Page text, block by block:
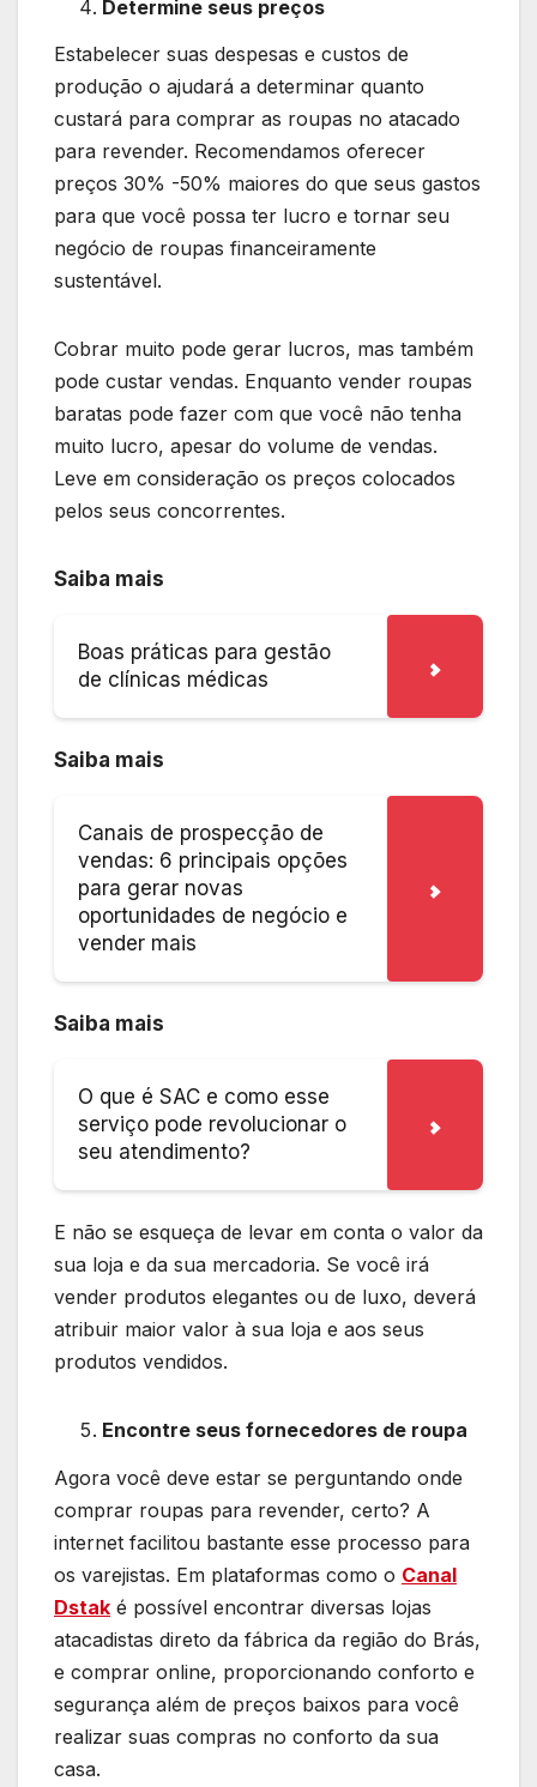
Determine seus preços
Estabelecer suas despesas e custos de
produção o ajudará a determinar quanto
custará para comprar as roupas no atacado
para revender. Recomendamos oferecer
preços 30% -50% maiores do que seus gastos
para que você possa ter lucro e tornar seu
negócio de roupas financeiramente
sustentável.
Cobrar muito pode gerar lucros, mas também
pode custar vendas. Enquanto vender roupas
baratas pode fazer com que você não tenha
muito lucro, apesar do volume de vendas.
Leve em consideração os preços colocados
pelos seus concorrentes.
Saiba mais
Boas práticas para gestão
de clínicas médicas
Saiba mais
Canais de prospecção de
vendas: 6 principais opções
para gerar novas
oportunidades de negócio e
vender mais
Saiba mais
O que é SAC e como esse
serviço pode revolucionar o
seu atendimento?
E não se esqueça de levar em conta o valor da
sua loja e da sua mercadoria. Se você irá
vender produtos elegantes ou de luxo, deverá
atribuir maior valor à sua loja e aos seus
produtos vendidos.
Encontre seus fornecedores de roupa
Agora você deve estar se perguntando onde
comprar roupas para revender, certo? A
internet facilitou bastante esse processo para
os varejistas. Em plataformas como o Canal
Dstak é possível encontrar diversas lojas
atacadistas direto da fábrica da região do Brás,
e comprar online, proporcionando conforto e
segurança além de preços baixos para você
realizar suas compras no conforto da sua
casa.